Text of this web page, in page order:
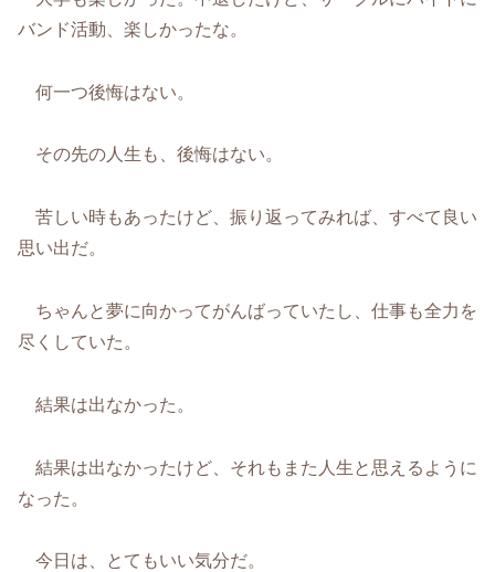
バンド活動、楽しかったな。
何一つ後悔はない。
その先の人生も、後悔はない。
苦しい時もあったけど、振り返ってみれば、すべて良い
思い出だ。
ちゃんと夢に向かってがんばっていたし、仕事も全力を
尽くしていた。
結果は出なかった。
結果は出なかったけど、それもまた人生と思えるように
なった。
今日は、とてもいい気分だ。